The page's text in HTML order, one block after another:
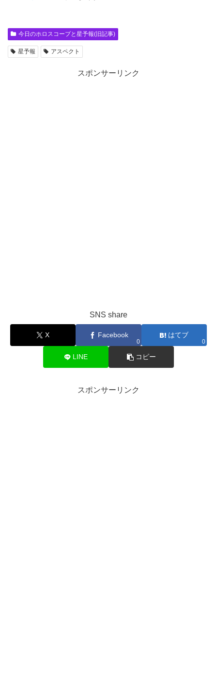
今日のホロスコープと星予報(旧記事)
星予報 アスペクト
スポンサーリンク
SNS share
X Facebook
0
はてブ
0
LINE コピー
スポンサーリンク